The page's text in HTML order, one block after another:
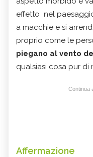
effetto nel
a macchie e si
proprio come le
piegano al vento
qualsiasi cosa pur di
Continua
Affermazione